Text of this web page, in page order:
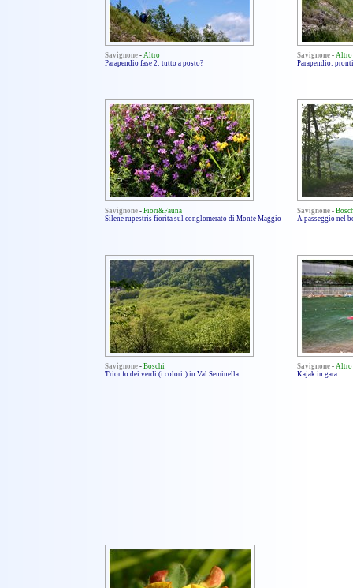
Savignone - Altro
Parapendio fase 2: tutto a posto?
Savignone - Altro
Parapendio:
Savignone - Fiori&Fauna
Silene rupestris fiorita sul conglomerato di Monte Maggio
Savignone -
A passeggio nel
Savignone - Boschi
Trionfo dei verdi (i colori!) in Val Seminella
Savignone - Altro
Kajak in gara